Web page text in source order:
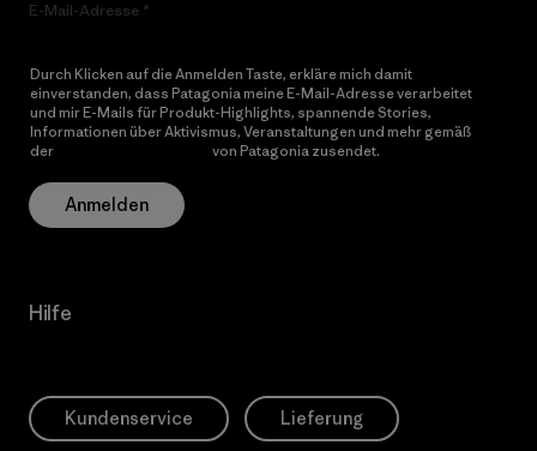
E-Mail-Adresse
Durch Klicken auf die Anmelden Taste, erkläre mich damit
einverstanden, dass Patagonia meine E-Mail-Adresse verarbeitet
und mir E-Mails für Produkt-Highlights, spannende Stories,
Informationen über Aktivismus, Veranstaltungen und mehr gemäß
der
von Patagonia zusendet.
Anmelden
Hilfe
Kundenservice Lieferung